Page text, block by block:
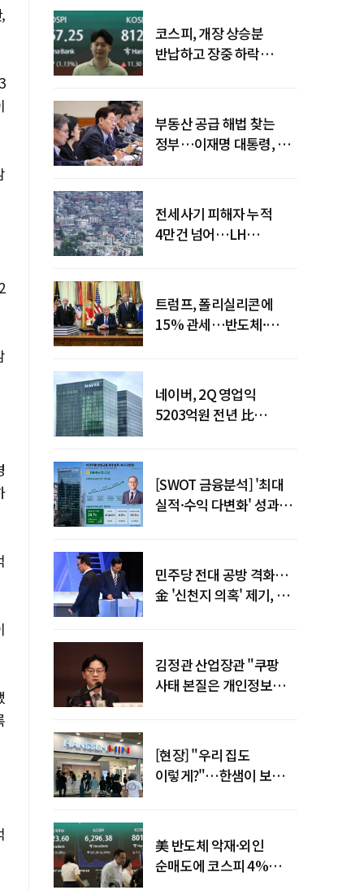
코스피, 개장 상승분
반납하고 장중 하락
부동산 공급 해법 찾는
정부…이재명 대통령, 2차
전세사기 피해자 누적
4만건 넘어…LH
트럼프, 폴리실리콘에
15% 관세…반도체·
네이버, 2Q 영업익
5203억원 전년 比
[SWOT 금융분석] '최대
실적·수익 다변화' 성과…
민주당 전대 공방 격화…
金 '신천지 의혹' 제기, 鄭
김정관 산업장관 "쿠팡
사태 본질은 개인정보
[현장] "우리 집도
이렇게?"…한샘이 보여준
美 반도체 악재·외인
순매도에 코스피 4%